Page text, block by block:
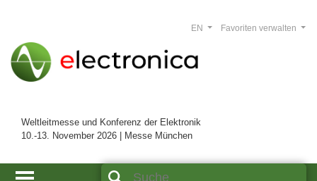
Weltleitmesse und Konferenz der Elektronik
10.-13. November 2026 | Messe München
Favoriten verwalten
EN